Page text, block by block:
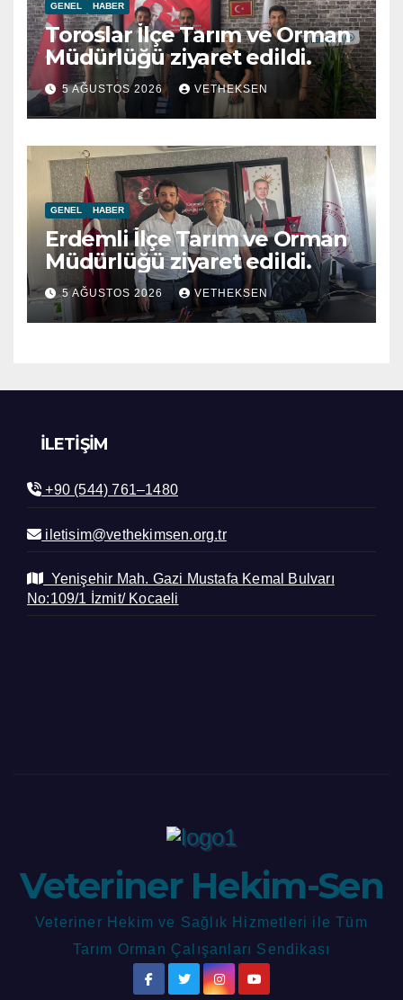
GENEL HABER
Toroslar İlçe Tarım ve Orman
Müdürlüğü ziyaret edildi.
5 AĞUSTOS 2026 VETHEKSEN
GENEL HABER
Erdemli İlçe Tarım ve Orman
Müdürlüğü ziyaret edildi.
5 AĞUSTOS 2026 VETHEKSEN
İLETIŞIM
+90 (544) 761–1480
iletisim@vethekimsen.org.tr
Yenişehir Mah. Gazi Mustafa Kemal Bulvarı
No:109/1 İzmit/ Kocaeli
Veteriner Hekim-Sen
Veteriner Hekim ve Sağlık Hizmetleri ile Tüm
Tarım Orman Çalışanları Sendikası